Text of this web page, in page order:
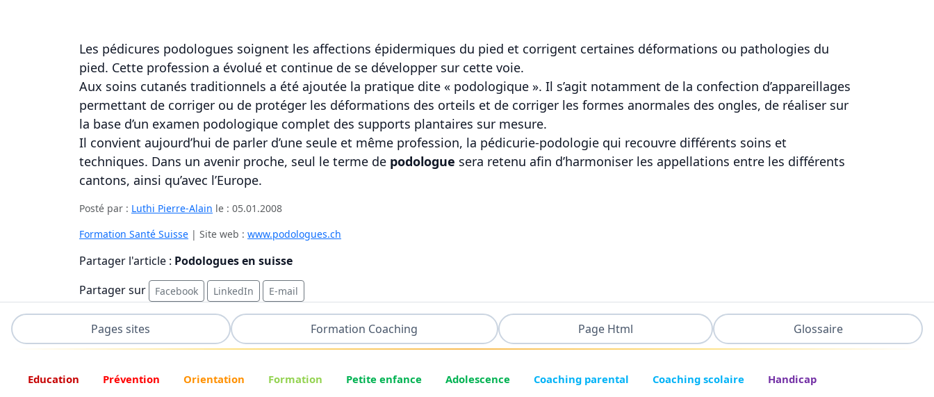
Les pédicures podologues soignent les affections épidermiques du pied et corrigent certaines déformations ou pathologies du
pied. Cette profession a évolué et continue de se développer sur cette voie.
Aux soins cutanés traditionnels a été ajoutée la pratique dite « podologique ». Il s’agit notamment de la confection d’appareillages
permettant de corriger ou de protéger les déformations des orteils et de corriger les formes anormales des ongles, de réaliser sur
la base d’un examen podologique complet des supports plantaires sur mesure.
Il convient aujourd’hui de parler d’une seule et même profession, la pédicurie-podologie qui recouvre différents soins et
techniques. Dans un avenir proche, seul le terme de podologue sera retenu afin d’harmoniser les appellations entre les différents
cantons, ainsi qu’avec l’Europe.
Posté par : Luthi Pierre-Alain le : 05.01.2008
Formation Santé Suisse | Site web : www.podologues.ch
Partager l'article : Podologues en suisse
Partager sur
Facebook LinkedIn E-mail
Pages sites Formation Coaching Page Html Glossaire
Education Prévention Orientation Formation Petite enfance Adolescence Coaching parental Coaching scolaire
Handicap